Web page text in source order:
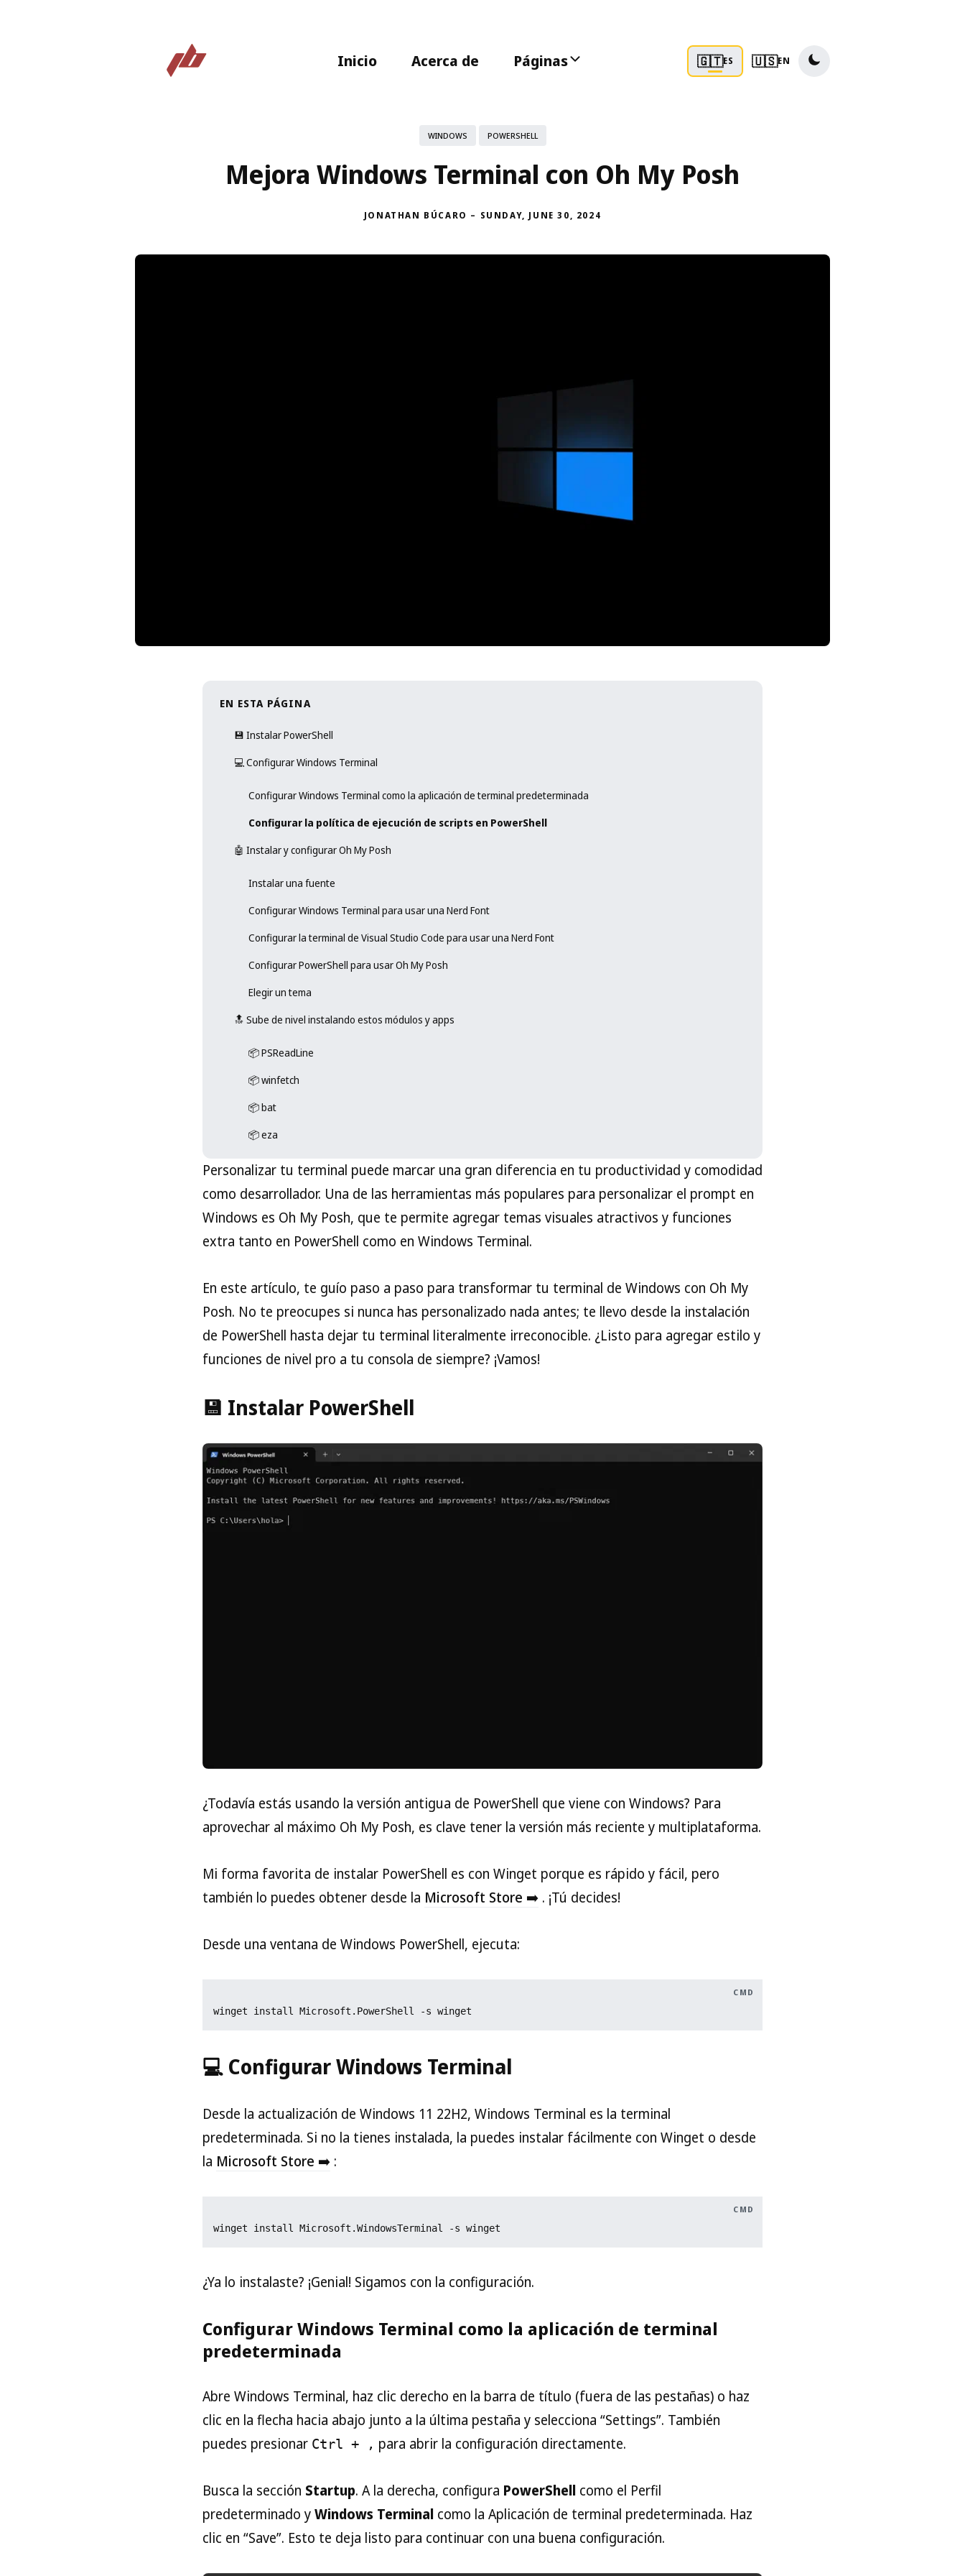
Inicio Acerca de Páginas 🇬🇹ES 🇺🇸EN
WINDOWS POWERSHELL
Mejora Windows Terminal con Oh My Posh
JONATHAN BÚCARO – SUNDAY, JUNE 30, 2024
EN ESTA PÁGINA
💾 Instalar PowerShell
💻 Configurar Windows Terminal
Configurar Windows Terminal como la aplicación de terminal predeterminada
Configurar la política de ejecución de scripts en PowerShell
🤖 Instalar y configurar Oh My Posh
Instalar una fuente
Configurar Windows Terminal para usar una Nerd Font
Configurar la terminal de Visual Studio Code para usar una Nerd Font
Configurar PowerShell para usar Oh My Posh
Elegir un tema
🔝 Sube de nivel instalando estos módulos y apps
📦 PSReadLine
📦 winfetch
📦 bat
📦 eza
Personalizar tu terminal puede marcar una gran diferencia en tu productividad y comodidad
como desarrollador. Una de las herramientas más populares para personalizar el prompt en
Windows es Oh My Posh, que te permite agregar temas visuales atractivos y funciones
extra tanto en PowerShell como en Windows Terminal.
En este artículo, te guío paso a paso para transformar tu terminal de Windows con Oh My
Posh. No te preocupes si nunca has personalizado nada antes; te llevo desde la instalación
de PowerShell hasta dejar tu terminal literalmente irreconocible. ¿Listo para agregar estilo y
funciones de nivel pro a tu consola de siempre? ¡Vamos!
💾 Instalar PowerShell
¿Todavía estás usando la versión antigua de PowerShell que viene con Windows? Para
aprovechar al máximo Oh My Posh, es clave tener la versión más reciente y multiplataforma.
Mi forma favorita de instalar PowerShell es con Winget porque es rápido y fácil, pero
también lo puedes obtener desde la Microsoft Store ➡️ . ¡Tú decides!
Desde una ventana de Windows PowerShell, ejecuta:
CMD
winget install Microsoft.PowerShell -s winget
💻 Configurar Windows Terminal
Desde la actualización de Windows 11 22H2, Windows Terminal es la terminal
predeterminada. Si no la tienes instalada, la puedes instalar fácilmente con Winget o desde
la Microsoft Store ➡️ :
CMD
winget install Microsoft.WindowsTerminal -s winget
¿Ya lo instalaste? ¡Genial! Sigamos con la configuración.
Configurar Windows Terminal como la aplicación de terminal
predeterminada
Abre Windows Terminal, haz clic derecho en la barra de título (fuera de las pestañas) o haz
clic en la flecha hacia abajo junto a la última pestaña y selecciona “Settings”. También
puedes presionar Ctrl + , para abrir la configuración directamente.
Busca la sección Startup. A la derecha, configura PowerShell como el Perfil
predeterminado yWindows Terminal como la Aplicación de terminal predeterminada. Haz
clic en “Save”. Esto te deja listo para continuar con una buena configuración.